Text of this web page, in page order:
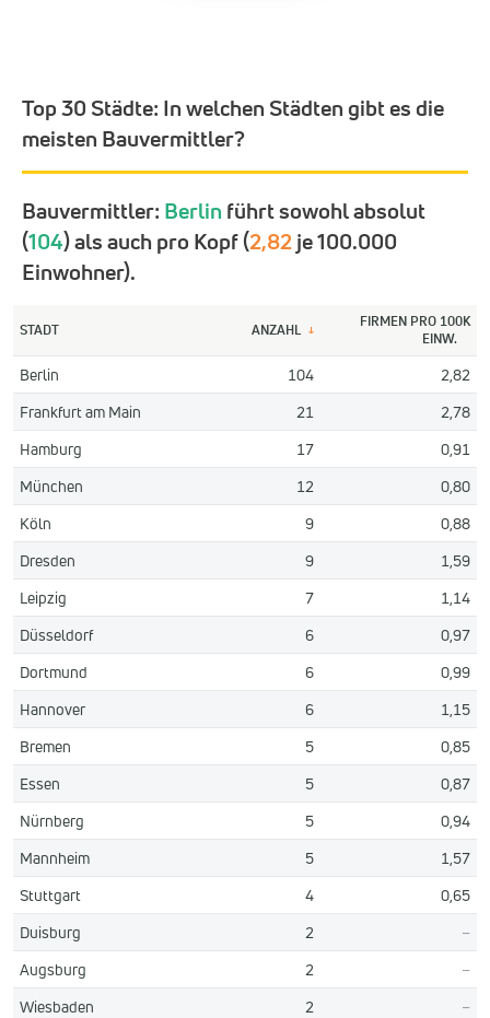
Top 30 Städte: In welchen Städten gibt es die
meisten Bauvermittler?
Bauvermittler: Berlin führt sowohl absolut
(104) als auch pro Kopf (2,82je 100.000
Einwohner).
STADT ANZAHL ↓
FIRMEN PRO 100K
EINW.
Berlin 104
2,82
Frankfurt am Main
21
2,78
Hamburg
17
0,91
München
12
0,80
Köln
9
0,88
Dresden
9
1,59
Leipzig
7
1,14
Düsseldorf
6
0,97
Dortmund
6
0,99
Hannover
6
1,15
Bremen
5
0,85
Essen
5
0,87
Nürnberg
5
0,94
Mannheim
5
1,57
Stuttgart
4
0,65
Duisburg
2
–
Augsburg
2
–
Wiesbaden
2
–